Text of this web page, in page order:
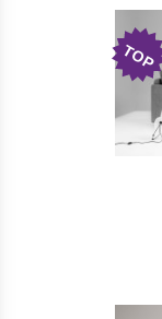
TOP